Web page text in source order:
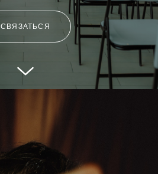
СВЯЗАТЬСЯ